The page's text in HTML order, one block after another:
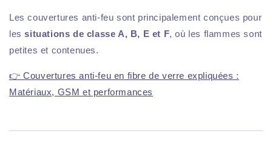
Les couvertures anti-feu sont principalement conçues pour
lessituations de classe A, B, E et F, où les flammes sont
petites et contenues.
👉 Couvertures anti-feu en fibre de verre expliquées :
Matériaux, GSM et performances